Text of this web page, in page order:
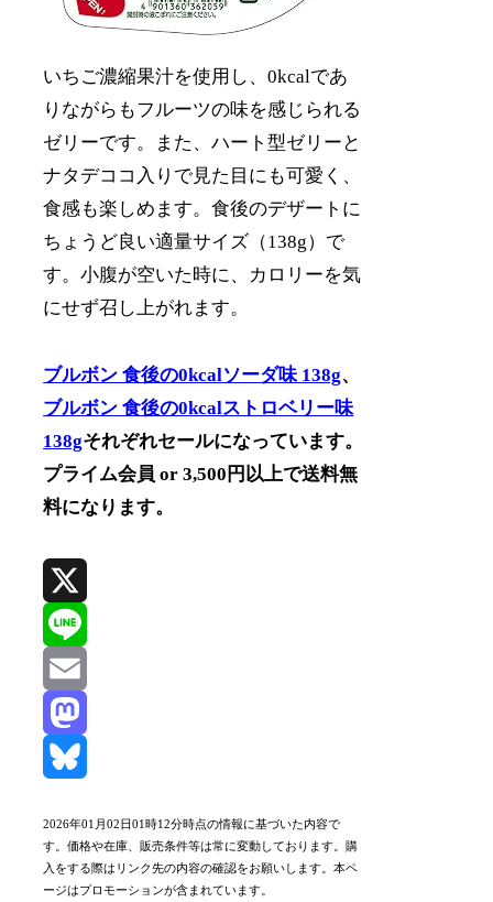
いちご濃縮果汁を使用し、0kcalであ
りながらもフルーツの味を感じられる
ゼリーです。また、ハート型ゼリーと
ナタデココ入りで見た目にも可愛く、
食感も楽しめます。食後のデザートに
ちょうど良い適量サイズ（138g）で
す。小腹が空いた時に、カロリーを気
にせず召し上がれます。
ブルボン 食後の0kcalソーダ味 138g、
ブルボン 食後の0kcalストロベリー味
138gそれぞれセールになっています。
プライム会員 or 3,500円以上で送料無
料になります。
X
Line
Email
Mastodon
2026年01月02日01時12分時点の情報に基づいた内容で
す。価格や在庫、販売条件等は常に変動しております。購
入をする際はリンク先の内容の確認をお願いします。本ペ
ージはプロモーションが含まれています。